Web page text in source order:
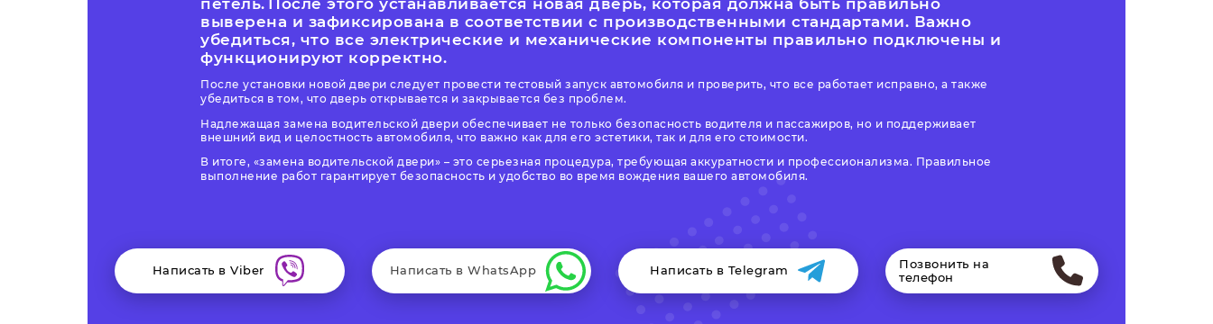
выверена и зафиксирована в соответствии с производственными стандартами. Важно
убедиться, что все электрические и механические компоненты правильно подключены и
функционируют корректно.
После установки новой двери следует провести тестовый запуск автомобиля и проверить, что все работает исправно, а также
убедиться в том, что дверь открывается и закрывается без проблем.
Надлежащая замена водительской двери обеспечивает не только безопасность водителя и пассажиров, но и поддерживает
внешний вид и целостность автомобиля, что важно как для его эстетики, так и для его стоимости.
В итоге,
замена водительской двери
– это серьезная процедура, требующая аккуратности и профессионализма. Правильное
выполнение работ гарантирует безопасность и удобство во время вождения вашего автомобиля.
Написать в Viber Написать в WhatsApp Написать в Telegram
Позвонить на
телефон